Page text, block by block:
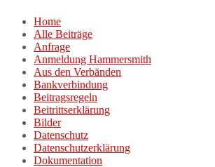
Zum
Inhalt
springen
Home
Alle Beiträge
Anfrage
Anmeldung Hammersmith
Aus den Verbänden
Bankverbindung
Beitragsregeln
Beitrittserklärung
Bilder
Datenschutz
Datenschutzerklärung
Dokumentation